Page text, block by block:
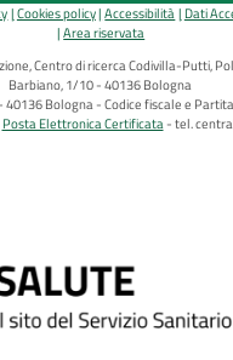
Cookies policy Accessibilità Dati
Area riservata
Centro di ricerca Codivilla-Putti,
Barbiano, 1/10 - 40136 Bologna
40136 Bologna - Codice fiscale e
Posta Elettronica Certificata tel.